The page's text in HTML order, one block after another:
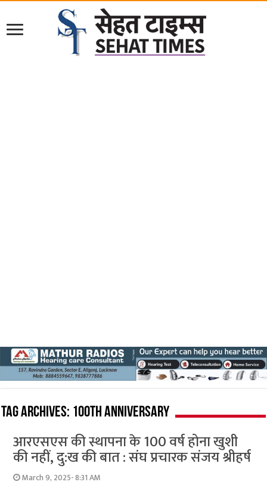
Tag Archives: 100th anniversary
आरएसएस की स्थापना के 100 वर्ष होना खुशी
की नहीं, दु:ख की बात : संघ प्रचारक संजय श्रीहर्ष
March 9, 2025- 8:31 AM